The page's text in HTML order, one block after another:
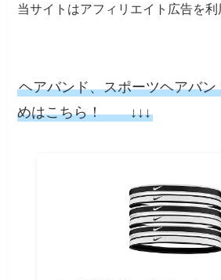
当サイトはアフィリエイト広告を利
ヘアバンド、スポーツヘアバ
めはこちら！ ↓↓↓